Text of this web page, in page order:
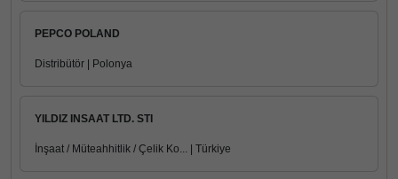
PEPCO POLAND
Distribütör | Polonya
YILDIZ INSAAT LTD. STI
İnşaat / Müteahhitlik / Çelik Ko... | Türkiye